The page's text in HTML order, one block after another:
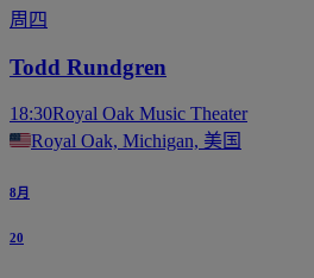
周四
Todd Rundgren
18:30Royal Oak Music Theater
Royal Oak, Michigan, 美国
8月
20